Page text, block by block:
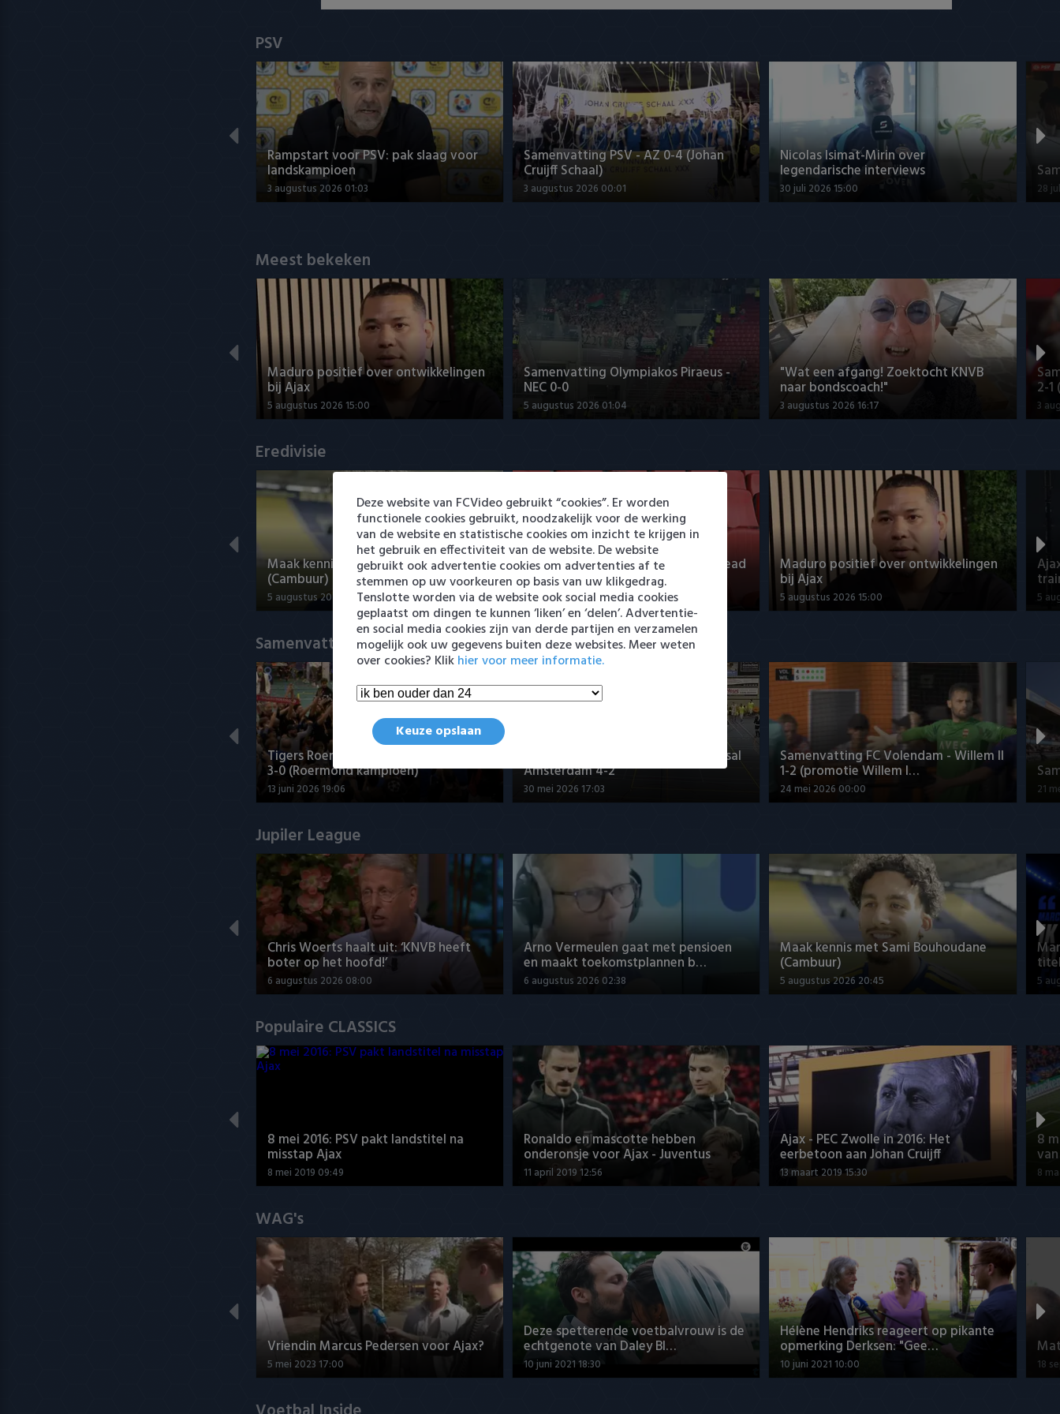
PSV
Rampstart voor PSV: pak slaag voor
landskampioen
3 augustus 2026 01:03
Samenvatting PSV - AZ 0-4 (Johan
Cruijff Schaal)
3 augustus 2026 00:01
Nicolas Isimat-Mirin over
legendarische interviews
30 juli 2026 15:00 28
Meest bekeken
Maduro positief over ontwikkelingen
bij Ajax
5 augustus 2026 15:00
Samenvatting Olympiakos Piraeus -
NEC 0-0
5 augustus 2026 01:04
"Wat een afgang! Zoektocht KNVB
naar bondscoach!"
3 augustus 2026 16:17
2-1
3
Eredivisie
Maak kennis met Sami Bouhoudane
(Cambuur)
5 augustus 2026 20:45
Joris Kramer: "Doel is om bij Go Ahead
te blijven"
5 augustus 2026 20:09
Maduro positief over ontwikkelingen
bij Ajax
5 augustus 2026 15:00 5
Samenvattingen Eredivisie
Tigers Roermond - Futsal Amsterdam
3-0 (Roermond kampioen)
13 juni 2026 19:06
Samenvatting ZVG/Cagemax - Futsal
Amsterdam 4-2
30 mei 2026 17:03
Samenvatting FC Volendam - Willem II
1-2 (promotie Willem I…
24 mei 2026 00:00 21
Jupiler League
Chris Woerts haalt uit: ‘KNVB heeft
boter op het hoofd!’
6 augustus 2026 08:00
Arno Vermeulen gaat met pensioen
en maakt toekomstplannen b…
6 augustus 2026 02:38
Maak kennis met Sami Bouhoudane
(Cambuur)
5 augustus 2026 20:45 5
Populaire CLASSICS
8 mei 2016: PSV pakt landstitel na
misstap Ajax
8 mei 2019 09:49
Ronaldo en mascotte hebben
onderonsje voor Ajax - Juventus
11 april 2019 12:56
Ajax - PEC Zwolle in 2016: Het
eerbetoon aan Johan Cruijff
13 maart 2019 15:30
8
8
WAG's
Vriendin Marcus Pedersen voor Ajax?
5 mei 2023 17:00
Deze spetterende voetbalvrouw is de
echtgenote van Daley Bl…
10 juni 2021 18:30
Hélène Hendriks reageert op pikante
opmerking Derksen: "Gee…
10 juni 2021 10:00 18
Deze website van FCVideo gebruikt “cookies”. Er worden
functionele cookies gebruikt, noodzakelijk voor de werking
van de website en statistische cookies om inzicht te krijgen in
het gebruik en effectiviteit van de website. De website
gebruikt ook advertentie cookies om advertenties af te
stemmen op uw voorkeuren op basis van uw klikgedrag.
Tenslotte worden via de website ook social media cookies
geplaatst om dingen te kunnen ‘liken’ en ‘delen’. Advertentie-
en social media cookies zijn van derde partijen en verzamelen
mogelijk ook uw gegevens buiten deze websites. Meer weten
over cookies? Klikhier voor meer informatie.
Keuze opslaan